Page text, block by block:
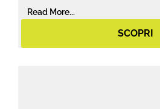
Read More...
SCOPRI